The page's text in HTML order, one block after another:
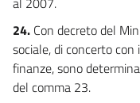
24. Con decreto del
sociale, di concerto
finanze, sono
del comma 23.